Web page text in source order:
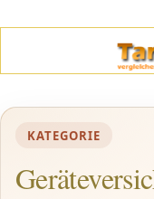
KATEGORIE